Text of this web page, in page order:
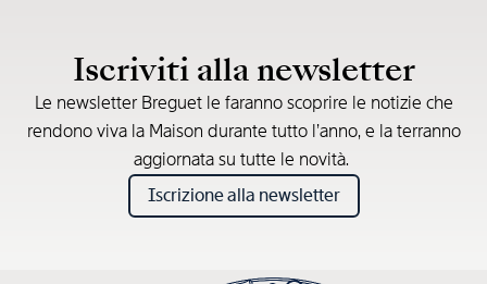
Iscriviti alla newsletter
Le newsletter Breguet le faranno scoprire le notizie che
rendono viva la Maison durante tutto l’anno, e la terranno
aggiornata su tutte le novità.
Iscrizione alla newsletter